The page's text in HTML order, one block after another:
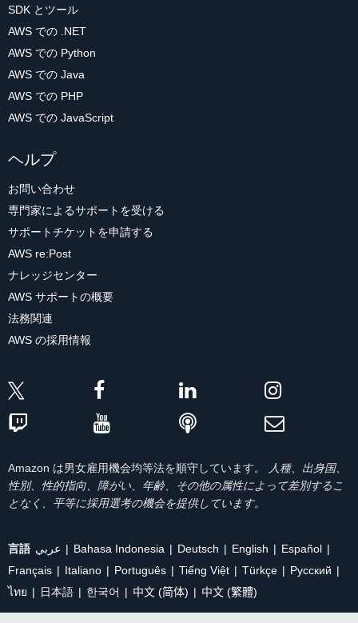
SDK とツール
AWS での .NET
AWS での Python
AWS での Java
AWS での PHP
AWS での JavaScript
ヘルプ
お問い合わせ
専門家によるサポートを受ける
サポートチケットを申請する
AWS re:Post
ナレッジセンター
AWS サポートの概要
法務関連
AWS の採用情報
Amazon は男女雇用機会均等法を順守しています。
人種、出身国、
性別、性的指向、障がい、年齢、その他の属性によって差別するこ
となく、平等に採用選考の機会を提供しています。
言語 عربي Bahasa Indonesia Deutsch English
Español
Français
Italiano Português Tiếng Việt Türkçe
Ρусский
ไทย
日本語 한국어 中文 (简体) 中文 (繁體)